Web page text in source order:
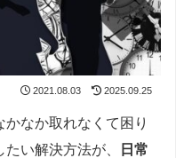
2021.08.03 2025.09.25
なか取れなくて困り
い解決方法が、
日常